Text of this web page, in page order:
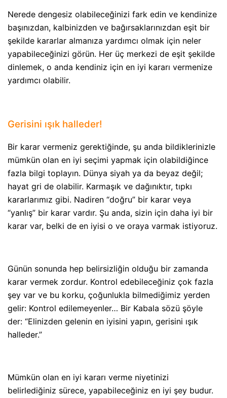
Nerede dengesiz olabileceğinizi fark edin ve kendinize
başınızdan, kalbinizden ve bağırsaklarınızdan eşit bir
şekilde kararlar almanıza yardımcı olmak için neler
yapabileceğinizi görün. Her üç merkezi de eşit şekilde
dinlemek, o anda kendiniz için en iyi kararı vermenize
yardımcı olabilir.
Gerisini ışık halleder!
Bir karar vermeniz gerektiğinde, şu anda bildiklerinizle
mümkün olan en iyi seçimi yapmak için olabildiğince
fazla bilgi toplayın. Dünya siyah ya da beyaz değil;
hayat gri de olabilir. Karmaşık ve dağınıktır, tıpkı
kararlarımız gibi. Nadiren “doğru” bir karar veya
“yanlış” bir karar vardır. Şu anda, sizin için daha iyi bir
karar var, belki de en iyisi o ve oraya varmak istiyoruz.
Günün sonunda hep belirsizliğin olduğu bir zamanda
karar vermek zordur. Kontrol edebileceğiniz çok fazla
şey var ve bu korku, çoğunlukla bilmediğimiz yerden
gelir: Kontrol edilemeyenler… Bir Kabala sözü şöyle
der: “Elinizden gelenin en iyisini yapın, gerisini ışık
halleder.”
Mümkün olan en iyi kararı verme niyetinizi
belirlediğiniz sürece, yapabileceğiniz en iyi şey budur.